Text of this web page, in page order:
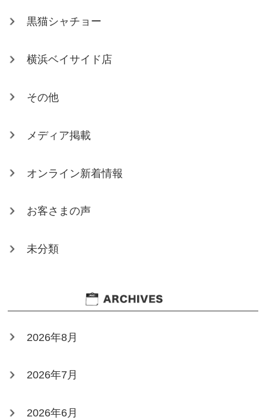
黒猫シャチョー
横浜ベイサイド店
その他
メディア掲載
オンライン新着情報
お客さまの声
未分類
2026年8月
2026年7月
2026年6月